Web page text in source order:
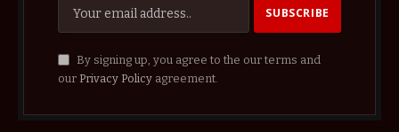
By signing up, you agree to the our terms and
our Privacy Policyagreement.